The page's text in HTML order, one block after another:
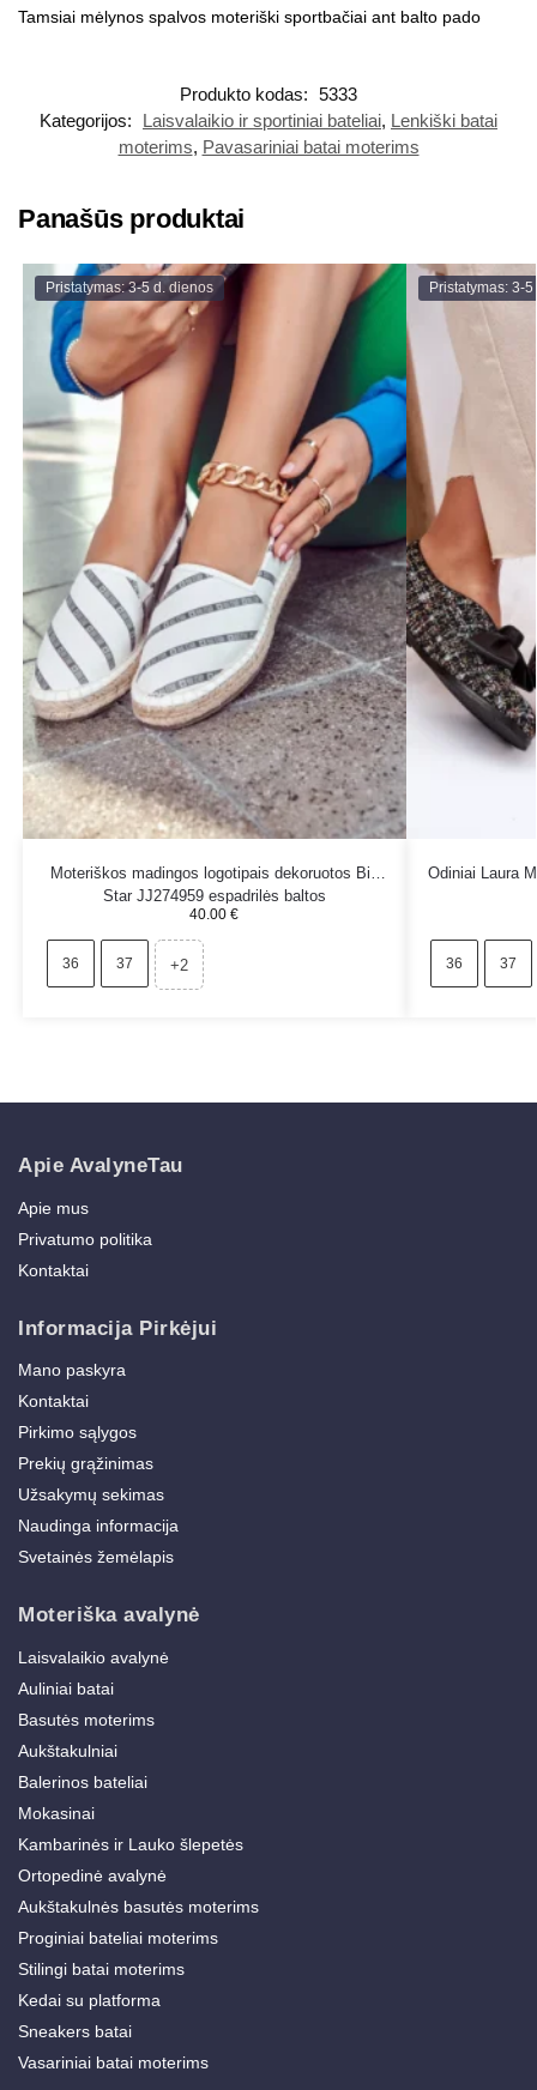
Tamsiai mėlynos spalvos moteriški sportbačiai ant balto pado
Produkto kodas: 5333
Kategorijos:
Laisvalaikio ir sportiniai bateliai, Lenkiški batai
moterims, Pavasariniai batai moterims
Panašūs produktai
Pristatymas: 3-5 d. dienos
Moteriškos madingos logotipais dekoruotos Big
Star JJ274959 espadrilės baltos
40.00€
36 37 +2
Pristatymas: 3-
Odiniai Laura
36 37
Apie AvalyneTau
Apie mus
Privatumo politika
Kontaktai
Informacija Pirkėjui
Mano paskyra
Kontaktai
Pirkimo sąlygos
Prekių grąžinimas
Užsakymų sekimas
Naudinga informacija
Svetainės žemėlapis
Moteriška avalynė
Laisvalaikio avalynė
Auliniai batai
Basutės moterims
Aukštakulniai
Balerinos bateliai
Mokasinai
Kambarinės ir Lauko šlepetės
Ortopedinė avalynė
Aukštakulnės basutės moterims
Proginiai bateliai moterims
Stilingi batai moterims
Kedai su platforma
Sneakers batai
Vasariniai batai moterims